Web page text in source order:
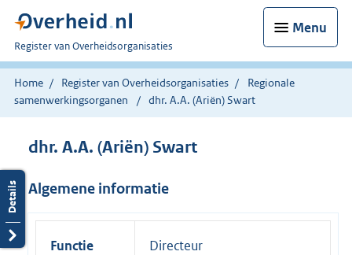
Menu
U
bent
nu
hier:
Register van Overheidsorganisaties
Home Register van Overheidsorganisaties
Regionale
samenwerkingsorganen
dhr. A.A. (Ariën) Swart
dhr. A.A. (Ariën) Swart
Algemene informatie
Functie Directeur